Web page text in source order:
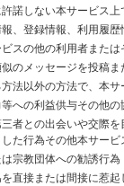
諾しない本サービス
、登録情報、利用履
スの他の利用者また
のメッセージを投稿
法以外の方法で、本
への利益供与その他の
者との出会いや交際
た行為その他本サー
宗教団体への勧誘行為
直接または間接に惹